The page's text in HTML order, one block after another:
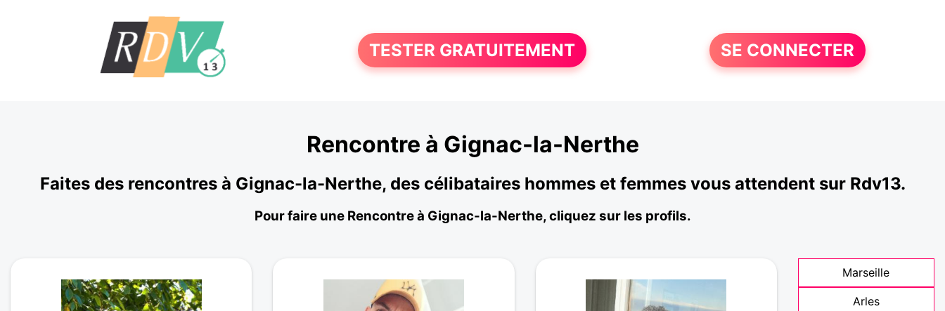
TESTER GRATUITEMENT SE CONNECTER
Rencontre à Gignac-la-Nerthe
Faites des rencontres à Gignac-la-Nerthe, des célibataires hommes et femmes vous attendent sur Rdv13.
Pour faire une Rencontre à Gignac-la-Nerthe, cliquez sur les profils.
Marseille
Arles